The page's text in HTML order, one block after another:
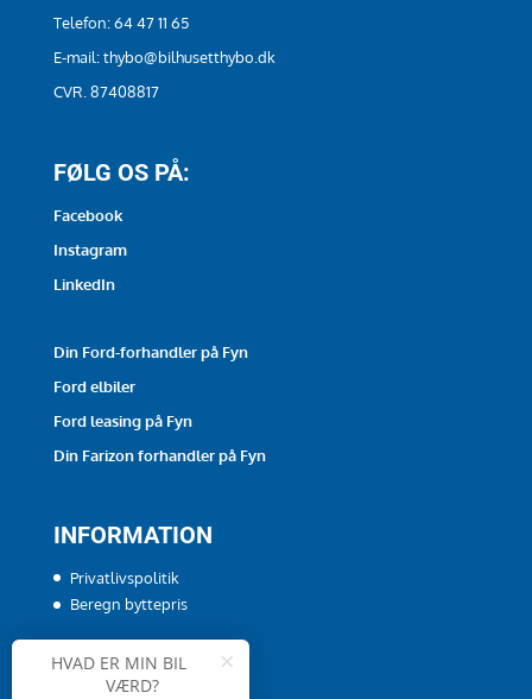
Telefon:64 47 11 65
E-mail:thybo@bilhusetthybo.dk
CVR. 87408817
FØLG OS PÅ:
Facebook
Instagram
LinkedIn
Din Ford-forhandler på Fyn
Ford elbiler
Ford leasing på Fyn
Din Farizon forhandler på Fyn
INFORMATION
Privatlivspolitik
Beregn byttepris
×
HVAD ER MIN BIL
VÆRD?